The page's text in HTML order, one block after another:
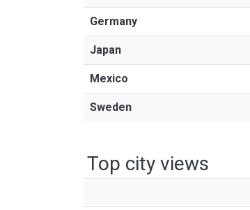
Germany
Japan
Mexico
Sweden
Top city views